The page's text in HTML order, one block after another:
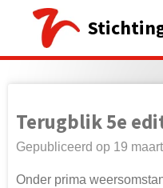
direct
naar
Terugblik 5e
Gepubliceerd op 19
Onder prima